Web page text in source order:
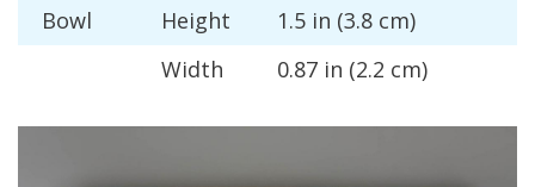
Bowl
Height 1.5 in (3.8 cm)
Width
0.87 in (2.2 cm)